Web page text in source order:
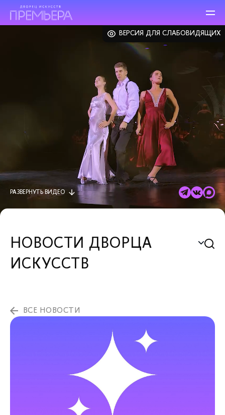
ВЕРСИЯ ДЛЯ СЛАБОВИДЯЩИХ
РАЗВЕРНУТЬ ВИДЕО
НОВОСТИ ДВОРЦА
ИСКУССТВ
ВСЕ НОВОСТИ